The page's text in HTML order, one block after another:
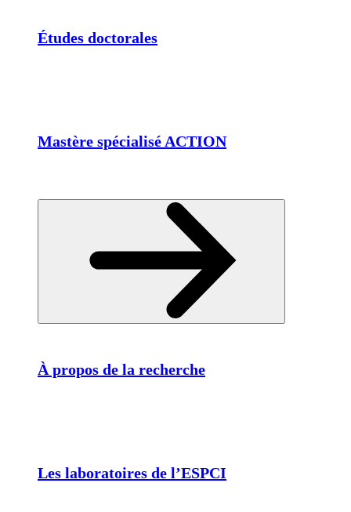
Études doctorales
Mastère spécialisé ACTION
À propos de la recherche
Les laboratoires de l’ESPCI